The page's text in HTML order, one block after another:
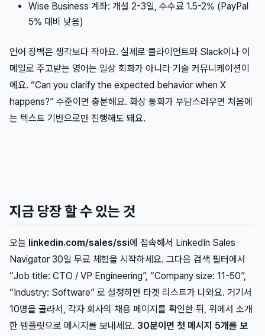
Wise Business 계좌: 개설 2-3일, 수수료 1.5-2% (PayPal
5% 대비 낮음)
언어 장벽은 생각보다 작아요. 실제로 클라이언트와 Slack이나 이
메일로 주고받는 영어는 일상 회화가 아니라 기술 커뮤니케이션이
에요. “Can you clarify the expected behavior when X
happens?” 수준이면 충분해요. 화상 통화가 부담스러우면 처음에
는 텍스트 기반으로만 진행해도 돼요.
지금 당장 할 수 있는 것
오늘 linkedin.com/sales/ssi에 접속해서 LinkedIn Sales
Navigator 30일 무료 체험을 시작하세요. 그다음 검색 필터에서
“Job title: CTO / VP Engineering”, “Company size: 11-50”,
“Industry: Software” 로 설정하면 타겟 리스트가 나와요. 거기서
10명을 골라서, 각자 회사의 채용 페이지를 확인한 뒤, 위에서 소개
한 템플릿으로 메시지를 보내세요. 30분이면 첫 메시지 5개를 보